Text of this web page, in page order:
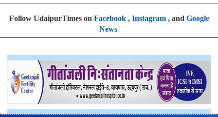
Follow UdaipurTimes onFacebook,Instagram, andGoogle
News